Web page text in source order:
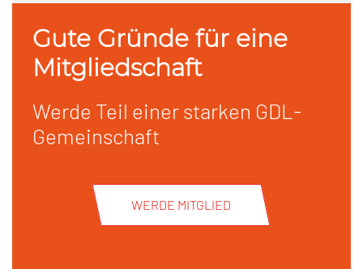
Gute Gründe für eine
Mitgliedschaft
Werde Teil einer starken GDL-
Gemeinschaft
WERDE MITGLIED